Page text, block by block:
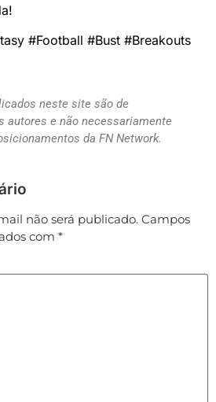
#Football #Bust #Breakouts
neste site são de
autores e não necessariamente
da FN Network.
não será publicado. Campos
com *